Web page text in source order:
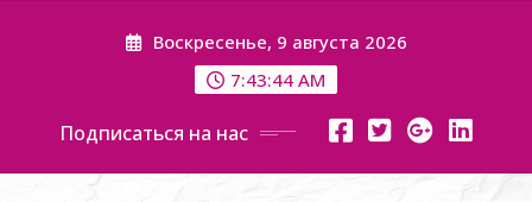
Воскресенье, 9 августа 2026
7:43:46 AM
Подписаться на нас